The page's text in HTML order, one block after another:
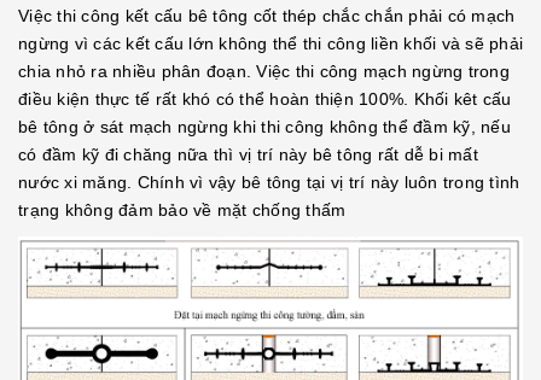
Việc thi công kết cấu bê tông cốt thép chắc chắn phải có mạch
ngừng vì các kết cấu lớn không thể thi công liền khối và sẽ phải
chia nhỏ ra nhiều phân đoạn. Việc thi công mạch ngừng trong
điều kiện thực tế rất khó có thể hoàn thiện 100%. Khối kêt cấu
bê tông ở sát mạch ngừng khi thi công không thể đầm kỹ, nếu
có đầm kỹ đi chăng nữa thì vị trí này bê tông rất dễ bi mất
nước xi măng. Chính vì vậy bê tông tại vị trí này luôn trong tình
trạng không đảm bảo về mặt chống thấm